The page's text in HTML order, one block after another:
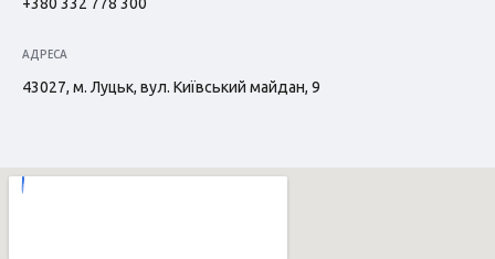
+380 332 778 300
АДРЕСА
43027, м. Луцьк, вул. Київський майдан, 9